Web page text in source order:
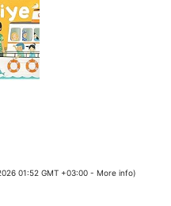
01:52 GMT +03:00 - More info)